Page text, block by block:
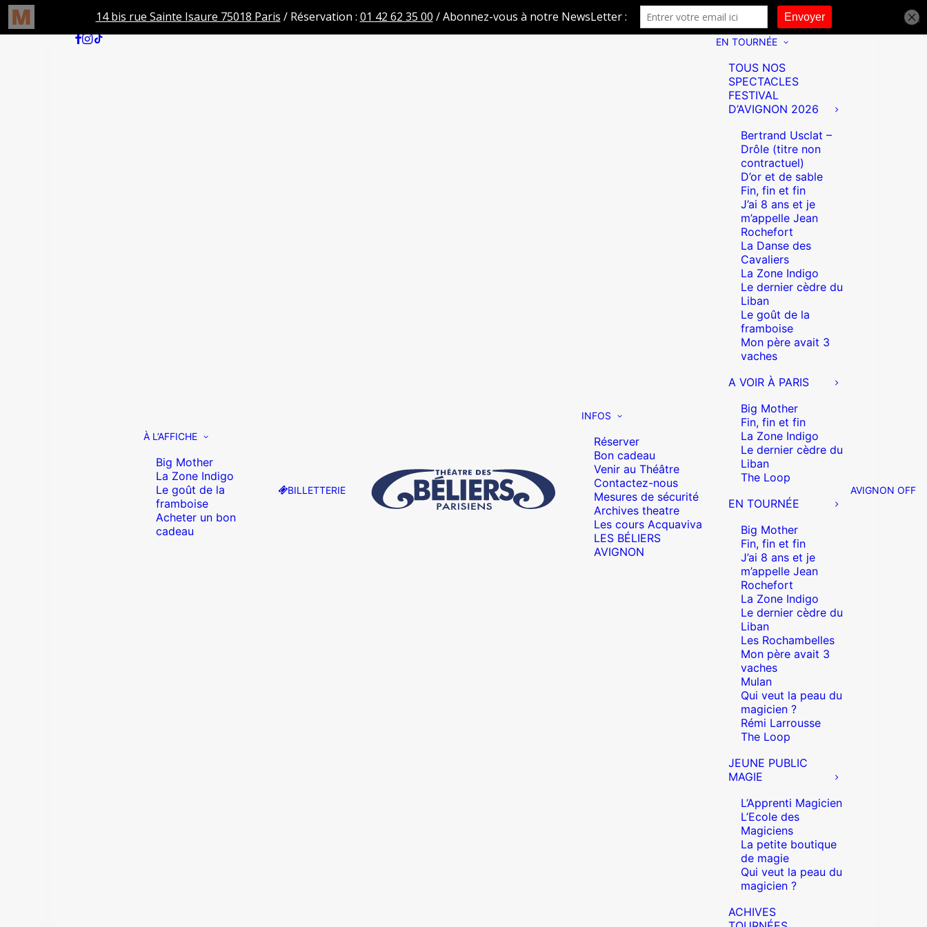
À L’AFFICHE
Big Mother
La Zone Indigo
Le goût de la
framboise
Acheter un bon
cadeau
BILLETTERIE
INFOS
Réserver
Bon cadeau
Venir au Théâtre
Contactez-nous
Mesures de sécurité
Archives theatre
Les cours Acquaviva
LES BÉLIERS
AVIGNON
EN TOURNÉE
TOUS NOS
SPECTACLES
FESTIVAL
D’AVIGNON 2026
Bertrand Usclat –
Drôle (titre non
contractuel)
D’or et de sable
Fin, fin et fin
J’ai 8 ans et je
m’appelle Jean
Rochefort
La Danse des
Cavaliers
La Zone Indigo
Le dernier cèdre du
Liban
Le goût de la
framboise
Mon père avait 3
vaches
A VOIR À PARIS
Big Mother
Fin, fin et fin
La Zone Indigo
Le dernier cèdre du
Liban
The Loop
EN TOURNÉE
Big Mother
Fin, fin et fin
J’ai 8 ans et je
m’appelle Jean
Rochefort
La Zone Indigo
Le dernier cèdre du
Liban
Les Rochambelles
Mon père avait 3
vaches
Mulan
Qui veut la peau du
magicien ?
Rémi Larrousse
The Loop
JEUNE PUBLIC
MAGIE
L’Apprenti Magicien
L’Ecole des
Magiciens
La petite boutique
de magie
Qui veut la peau du
magicien ?
ACHIVES
AVIGNON OFF